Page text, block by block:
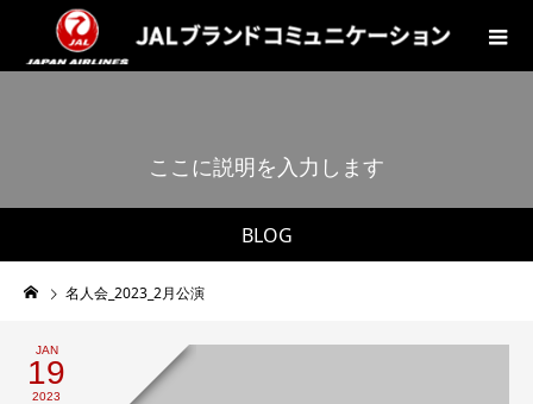
BLOG
ここに説明を入力し ます。
名人会_2023_2月公演
JAN
19
2023